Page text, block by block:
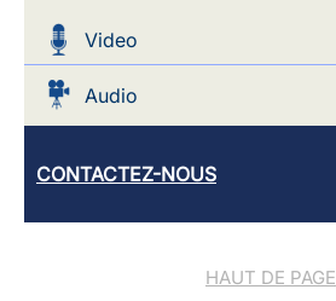
Video
Audio
CONTACTEZ-NOUS
HAUT DE PAGE